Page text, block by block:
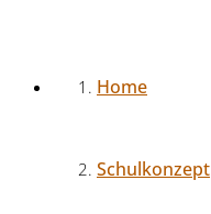
Home
Schulkonzept